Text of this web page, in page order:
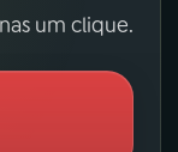
um clique.